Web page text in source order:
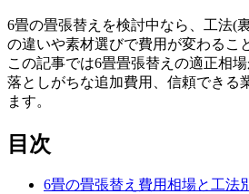
6畳の畳張替えを検討中なら、工法(
の違いや素材選びで費用が変わるこ
この記事では6畳畳張替えの適正相
落としがちな追加費用、信頼できる
ます。
目次
6畳の畳張替え費用相場と工法